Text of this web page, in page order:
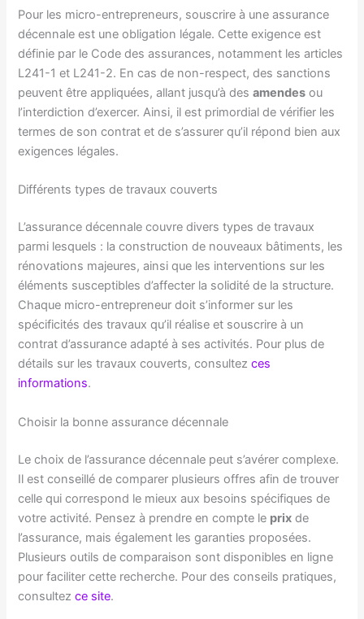
Pour les micro-entrepreneurs, souscrire à une assurance
décennale est une obligation légale. Cette exigence est
définie par le Code des assurances, notamment les articles
L241-1 et L241-2. En cas de non-respect, des sanctions
peuvent être appliquées, allant jusqu’à desamendes ou
l’interdiction d’exercer. Ainsi, il est primordial de vérifier les
termes de son contrat et de s’assurer qu’il répond bien aux
exigences légales.
Différents types de travaux couverts
L’assurance décennale couvre divers types de travaux
parmi lesquels : la construction de nouveaux bâtiments, les
rénovations majeures, ainsi que les interventions sur les
éléments susceptibles d’affecter la solidité de la structure.
Chaque micro-entrepreneur doit s’informer sur les
spécificités des travaux qu’il réalise et souscrire à un
contrat d’assurance adapté à ses activités. Pour plus de
détails sur les travaux couverts, consultezces
informations.
Choisir la bonne assurance décennale
Le choix de l’assurance décennale peut s’avérer complexe.
Il est conseillé de comparer plusieurs offres afin de trouver
celle qui correspond le mieux aux besoins spécifiques de
votre activité. Pensez à prendre en compte le prix de
l’assurance, mais également les garanties proposées.
Plusieurs outils de comparaison sont disponibles en ligne
pour faciliter cette recherche. Pour des conseils pratiques,
consultezce site.